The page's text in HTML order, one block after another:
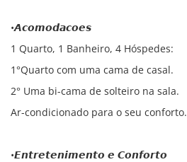
•𝘼𝙘𝙤𝙢𝙤𝙙𝙖𝙘𝙤𝙚𝙨
1 Quarto, 1 Banheiro, 4 Hóspedes:
1°Quarto com uma cama de casal.
2° Uma bi-cama de solteiro na sala.
Ar-condicionado para o seu conforto.
•𝙀𝙣𝙩𝙧𝙚𝙩𝙚𝙣𝙞𝙢𝙚𝙣𝙩𝙤 𝙚 𝘾𝙤𝙣𝙛𝙤𝙧𝙩𝙤